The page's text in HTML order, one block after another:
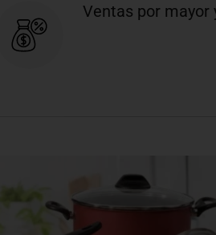
Ventas por mayor